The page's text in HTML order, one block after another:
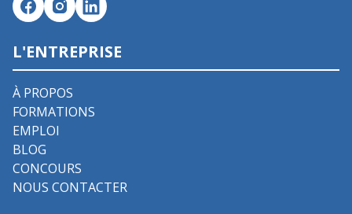
L'ENTREPRISE
À PROPOS
FORMATIONS
EMPLOI
BLOG
CONCOURS
NOUS CONTACTER